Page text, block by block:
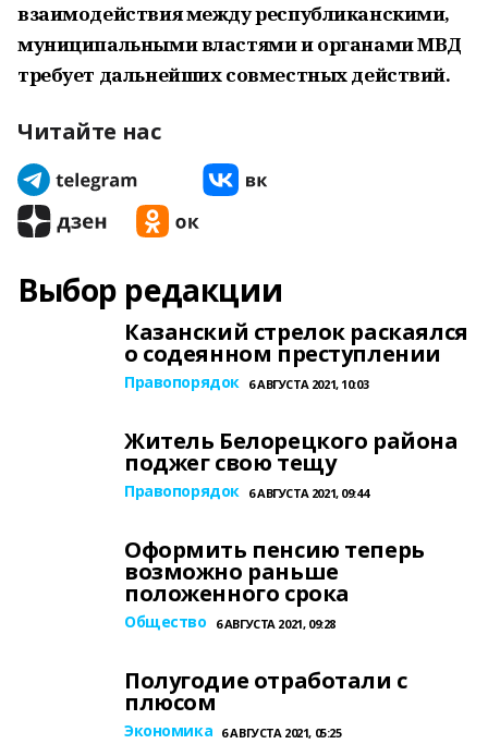
взаимодействия между республиканскими,
муниципальными властями и органами МВД
требует дальнейших совместных действий.
Читайте нас
Выбор редакции
Казанский стрелок раскаялся
о содеянном преступлении
Правопорядок 6 АВГУСТА 2021, 10:03
Житель Белорецкого района
поджег свою тещу
Правопорядок 6 АВГУСТА 2021, 09:44
Оформить пенсию теперь
возможно раньше
положенного срока
Общество 6 АВГУСТА 2021, 09:28
Полугодие отработали с
плюсом
Экономика 6 АВГУСТА 2021, 05:25